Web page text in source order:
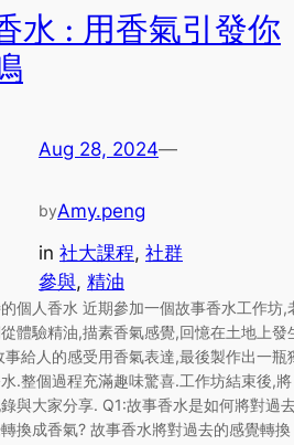
水 : 用香氣引發你
Aug 28, 2024—
byAmy.peng
in 社大課程, 社群
參與, 精油
個人香水 近期參加一個故事香水工作坊,
體驗精油,描素香氣感覺,回憶在土地上發
事給人的感受用香氣表達,最後製作出一瓶
.整個過程充滿趣味驚喜.工作坊結束後,將
與大家分享. Q1:故事香水是如何將對過
換成香氣? 故事香水將對過去的感覺轉換